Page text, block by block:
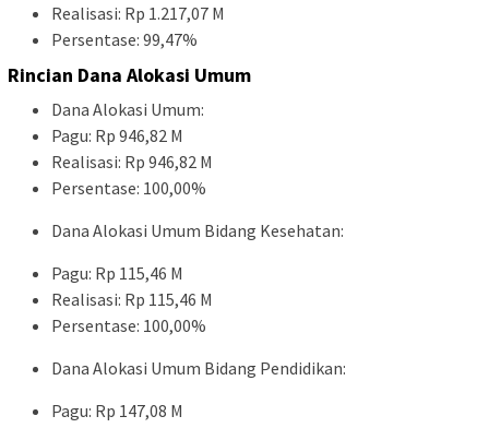
Realisasi: Rp 1.217,07 M
Persentase: 99,47%
Rincian Dana Alokasi Umum
Dana Alokasi Umum:
Pagu: Rp 946,82 M
Realisasi: Rp 946,82 M
Persentase: 100,00%
Dana Alokasi Umum Bidang Kesehatan:
Pagu: Rp 115,46 M
Realisasi: Rp 115,46 M
Persentase: 100,00%
Dana Alokasi Umum Bidang Pendidikan:
Pagu: Rp 147,08 M